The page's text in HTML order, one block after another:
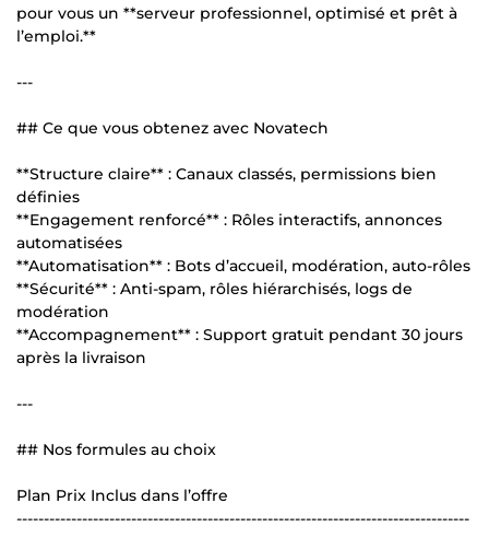
pour vous un **serveur professionnel, optimisé et prêt à
l’emploi.**
---
## Ce que vous obtenez avec Novatech
**Structure claire** : Canaux classés, permissions bien
définies
**Engagement renforcé** : Rôles interactifs, annonces
automatisées
**Automatisation** : Bots d’accueil, modération, auto-rôles
**Sécurité** : Anti-spam, rôles hiérarchisés, logs de
modération
**Accompagnement** : Support gratuit pendant 30 jours
après la livraison
---
## Nos formules au choix
Plan Prix Inclus dans l’offre
-----------------------------------------------------------------------------------